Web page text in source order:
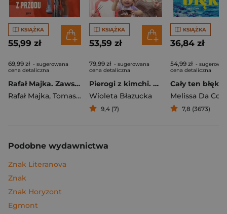
KSIĄŻKA
55,99 zł
69,99 zł - sugerowana
cena detaliczna
Rafał Majka. Zawsze z przodu. Rozmawia Tomasz Kalemba - książka z autografem
Rafał Majka, Tomasz Kalemba
KSIĄŻKA
53,59 zł
79,99 zł - sugerowana
cena detaliczna
Pierogi z kimchi. Moje ulubione azjatyckie przepisy
Wioleta Błazucka
9,4 (7)
KSIĄŻKA
36,84 zł
54,99 zł -
cena detaliczna
Cały ten błękit
Melissa Da
7,8 (3673)
Podobne wydawnictwa
Znak Literanova
Znak
Znak Horyzont
Egmont